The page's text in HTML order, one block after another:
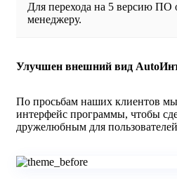
Для перехода на 5 версию ПО
менеджеру.
Улучшен внешний вид
По просьбам наших клиентов
интерфейс программы, чтобы
дружелюбным для